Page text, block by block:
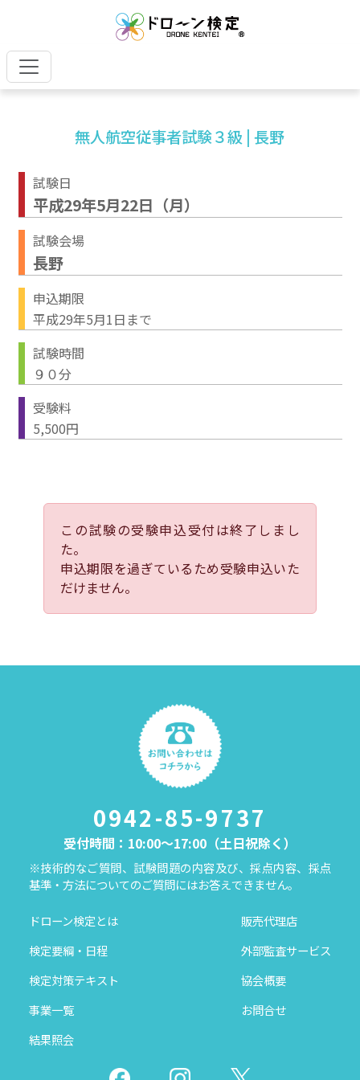
無人航空従事者試験３級 | 長野
試験日
平成29年5月22日（月）
試験会場
長野
申込期限
平成29年5月1日まで
試験時間
９０分
受験料
5,500円
この試験の受験申込受付は終了しまし
た。
申込期限を過ぎているため受験申込いた
だけません。
0942-85-9737
受付時間：10:00～17:00（土日祝除く）
※技術的なご質問、試験問題の内容及び、採点内容、採点
基準・方法についてのご質問にはお答えできません。
ドローン検定とは
検定要綱・日程
検定対策テキスト
事業一覧
結果照会
販売代理店
外部監査サービス
協会概要
お問合せ